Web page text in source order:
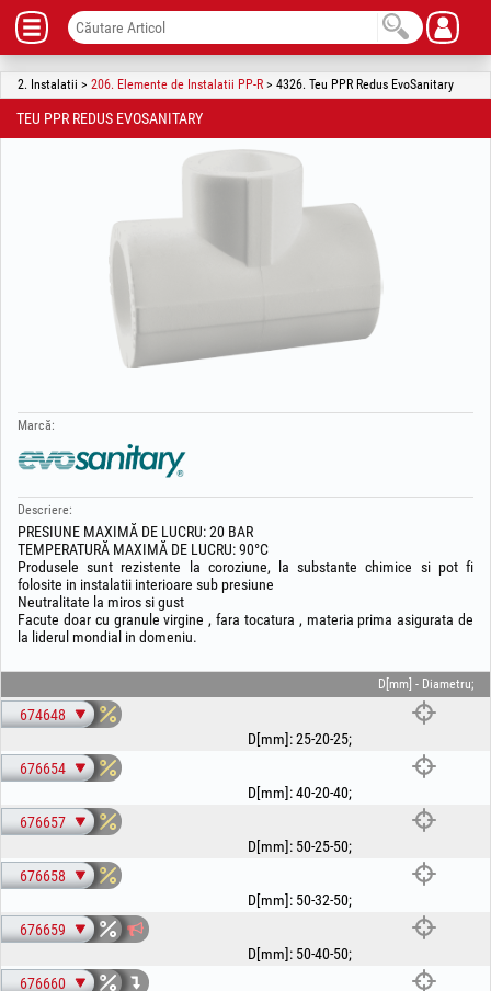
2. Instalatii > 206. Elemente de Instalatii PP-R > 4326. Teu PPR Redus EvoSanitary
TEU PPR REDUS EVOSANITARY
Marcă:
Descriere:
PRESIUNE MAXIMĂ DE LUCRU: 20 BAR
TEMPERATURĂ MAXIMĂ DE LUCRU: 90°C
Produsele sunt rezistente la coroziune, la substante chimice si pot fi
folosite in instalatii interioare sub presiune
Neutralitate la miros si gust
Facute doar cu granule virgine , fara tocatura , materia prima asigurata de
la liderul mondial in domeniu.
D[mm] - Diametru;
674648
D[mm]:25-20-25;
676654
D[mm]:40-20-40;
676657
D[mm]: 50-25-50;
676658
D[mm]: 50-32-50;
676659
D[mm]: 50-40-50;
676660